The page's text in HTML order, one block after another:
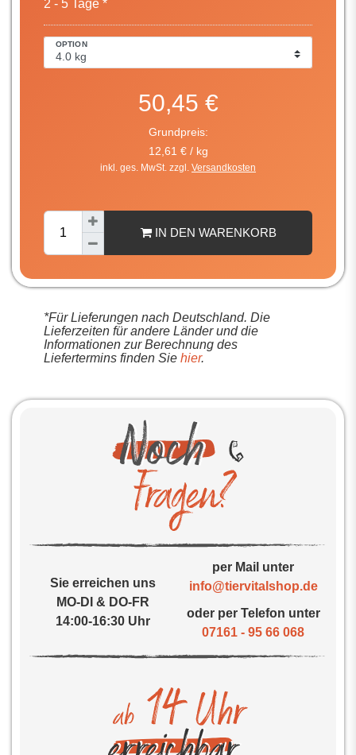
2 - 5 Tage *
OPTION
50,45 €
Grundpreis:
12,61 € / kg
inkl. ges. MwSt. zzgl. Versandkosten
IN DEN WARENKORB
*Für Lieferungen nach Deutschland. Die
Lieferzeiten für andere Länder und die
Informationen zur Berechnung des
Liefertermins finden Sie hier.
Sie erreichen uns
MO-DI & DO-FR
14:00-16:30 Uhr
per Mail unter
info@tiervitalshop.de
oder per Telefon unter
07161 - 95 66 068